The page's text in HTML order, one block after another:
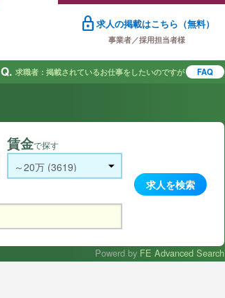
lock 求人の掲載はこちら（無料）
事業者／採用担当者様
Q. 求職者：掲載されているお仕事をしたいのですが FAQ
賃金で探す
Powerd by FE Advanced Search